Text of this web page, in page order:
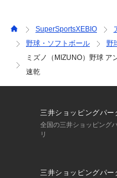
●抗菌防臭・防汚加工がプ
ー。吸汗速乾・ストレッ
加価値をプラスしたルー
s+」が快適なプレーをサ
【商品の購入にあたっての
※弊社独自の採寸・計量
め、多少の誤差が生じる場
※ブラウザやお使いのモ
SuperSportsXEBIO
野球・ソフトボール
野
ミズノ（MIZUNO）野球 ア
速乾
三井ショッピングパー
全国の三井ショッピング
リ
三井ショッピングパー